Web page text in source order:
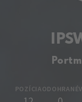
POZÍCIAODOHRANÉ